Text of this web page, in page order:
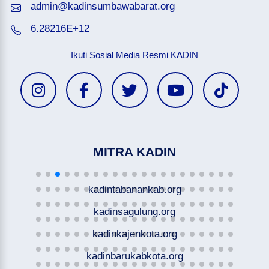
admin@kadinsumbawabarat.org
6.28216E+12
Ikuti Sosial Media Resmi KADIN
MITRA KADIN
kadintabanankab.org
kadinsagulung.org
kadinkajenkota.org
kadinbarukabkota.org